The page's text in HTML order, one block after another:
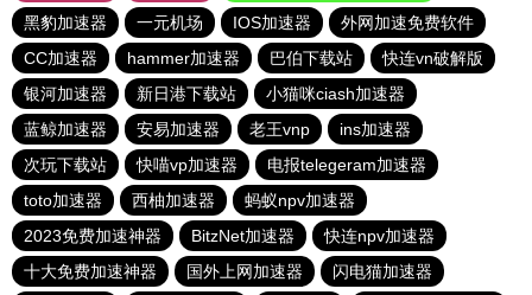
黑豹加速器
一元机场 IOS加速器
外网加速免费软件
CC加速器
hammer加速器 巴伯下载站
快连vn破解版
银河加速器
新日港下载站
小猫咪ciash加速器
蓝鲸加速器
安易加速器 老王vnp
ins加速器
次玩下载站
快喵vp加速器
电报telegeram加速器
toto加速器
西柚加速器
蚂蚁npv加速器
2023免费加速神器
BitzNet加速器
快连npv加速器
十大免费加速神器
国外上网加速器 闪电猫加速器